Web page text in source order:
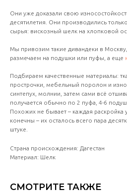
Они уже доказали свою
десятилетия. Они производились
сырья: вискозный шелк на хлопковой
Мы привозим такие дивандеки в
размечаем на подушки или пуфы, а еще
Подбираем качественные материалы:
прострочки, мебельный поролон и
синтепух, молнии, затем сами всё
получается обычно по 2 пуфа, 4-6
Похожих не бывает – каждая раскройка
конечны – их осталось всего пара
штуке.
Страна происхождения: Дагестан
Материал: Шелк
СМОТРИТЕ ТАКЖЕ